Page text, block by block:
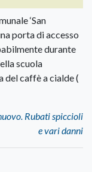
‘San
porta di accesso
durante
scuola
del caffè a cialde (
Rubati spiccioli
e vari danni